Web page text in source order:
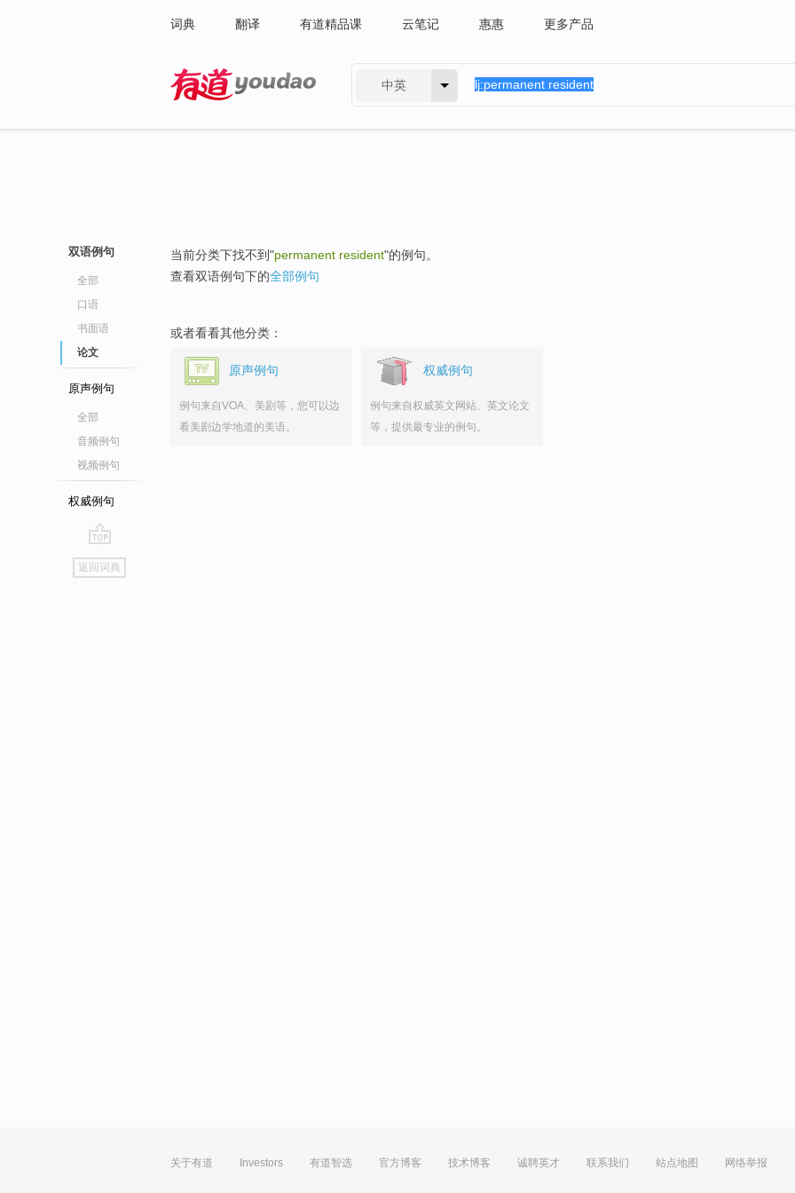
词典 翻译 有道精品课 云笔记 惠惠 更多产品
中英
双语例句
全部
口语
书面语
论文
原声例句
全部
音频例句
视频例句
权威例句
go
top
返回词典
当前分类下找不到"permanent resident"的例句。
查看双语例句下的全部例句
或者看看其他分类：
原声例句
例句来自VOA、美剧等，您可以边
看美剧边学地道的美语。
权威例句
例句来自权威英文网站、英文论文
等，提供最专业的例句。
关于有道 Investors 有道智选 官方博客 技术博客 诚聘英才 联系我们 站点地图 网络举报